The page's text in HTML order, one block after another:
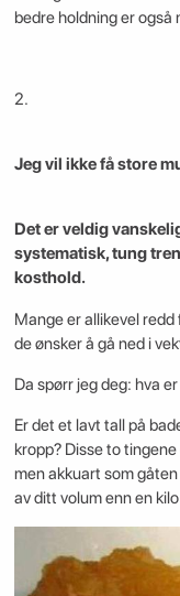
bedre holdning er
2.
Jeg vil ikke få store
Det er veldig
systematisk, tung
kosthold.
Mange er allikevel redd
de ønsker å gå ned i
Da spørr jeg deg: hva
Er det et lavt tall på
kropp? Disse to
men akkuart som
av ditt volum enn en